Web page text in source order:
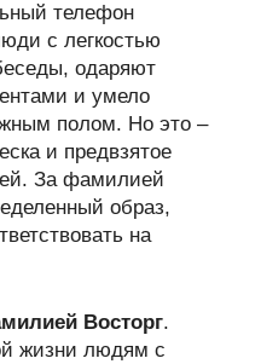
телефон
с легкостью
одаряют
и умело
полом. Но это –
и предвзятое
За фамилией
образ,
на
Восторг.
жизни людям с